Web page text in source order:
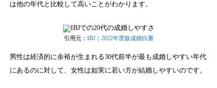
は他の年代と比較して高いことがわかります。
引用元： IBJ｜2022年度版成婚白書
男性は経済的に余裕が生まれる30代前半が最も成婚しやすい年代
にあるのに対して、女性は如実に若い方が結婚しやすいのです。